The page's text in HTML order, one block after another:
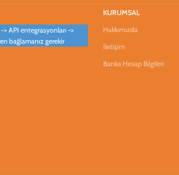
-> API entegrasyonları ->
bağlamanız gerekir
KURUMSAL
Hakkımızda
İletişim
Banka Hesap Bilgileri